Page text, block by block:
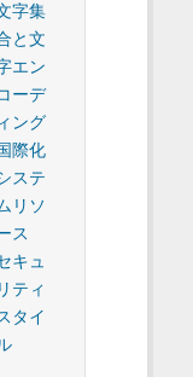
字集
と文
エン
ーデ
ィング
際化
ステ
リソ
ス
キュ
リティ
タイ